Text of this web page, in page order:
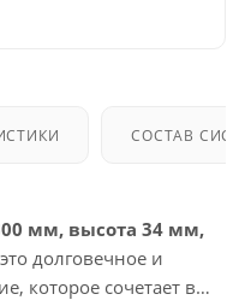
СОСТАВ
мм, высота 34 мм,
долговечное и
которое сочетает в